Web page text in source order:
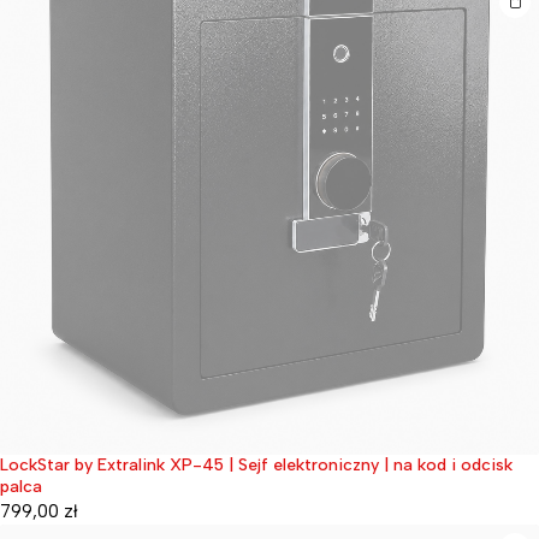
Wyprzedane
LockStar by Extralink XP-45 | Sejf elektroniczny | na kod i odcisk
palca
799,00 zł